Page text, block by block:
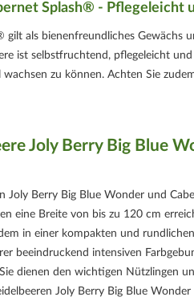
Splash® - Pflegeleicht
gilt als bienenfreundliches
ist selbstfruchtend, pflegeleicht
zu können. Achten Sie
Joly Berry Big Blue
Joly Berry Big Blue Wonder und
eine Breite von bis zu 120 cm
in einer kompakten und
beeindruckend intensiven
dienen den wichtigen Nützlingen
Joly Berry Big Blue